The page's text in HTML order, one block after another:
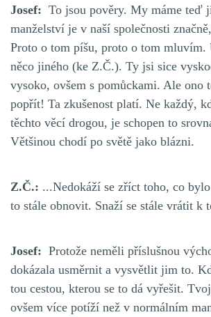
Josef: To jsou pověry. My máme teď
manželství je v naší společnosti
Proto o tom píšu, proto o tom mluvím.
něco jiného (ke Z.Č.). Ty jsi sice
vysoko, ovšem s pomůckami. Ale ono
popřít! Ta zkušenost platí. Ne každý,
těchto věcí drogou, je schopen to
Většinou chodí po světě jako blázni.
Z.Č.: ...Nedokáží se zříct toho, co
to stále obnovit. Snaží se stále vrátit k
Josef: Protože neměli příslušnou
dokázala usměrnit a vysvětlit jim to.
tou cestou, kterou se to dá vyřešit.
ovšem více potíží než v normálním